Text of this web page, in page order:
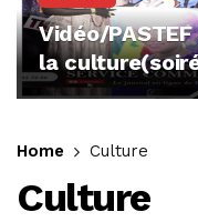
Vidéo/
la
Ngoumsane)
Home Culture
Culture